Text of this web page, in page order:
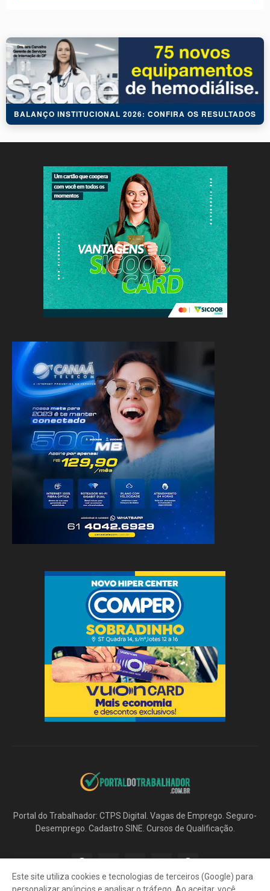
BALANÇO INSTITUCIONAL 2026: CONFIRA OS RESULTADOS
Portal do Trabalhador: CTPS Digital. Vagas de Emprego. Seguro-
Desemprego. Cadastro SINE. Cursos de Qualificação.
Este site utiliza cookies e tecnologias de terceiros (Google) para